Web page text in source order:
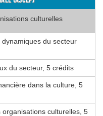
culturelles
du secteur
du secteur, 5 crédits
dans la culture, 5
culturelles, 5